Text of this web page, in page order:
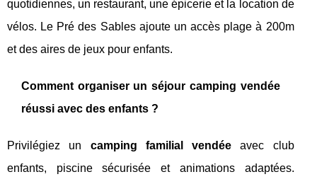
quotidiennes, un restaurant, une épicerie et la location de
vélos. Le Pré des Sables ajoute un accès plage à 200m
et des aires de jeux pour enfants.
Comment organiser un séjour camping vendée
réussi avec des enfants ?
Privilégiez un camping familial vendée avec club
enfants, piscine sécurisée et animations adaptées.